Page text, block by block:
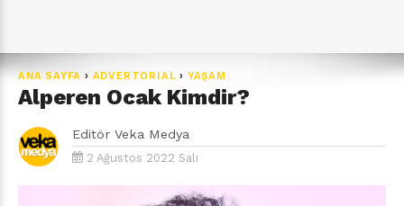
ANA SAYFA › ADVERTORIAL › YAŞAM
Alperen Ocak Kimdir?
Editör Veka Medya
2 Ağustos 2022 Salı